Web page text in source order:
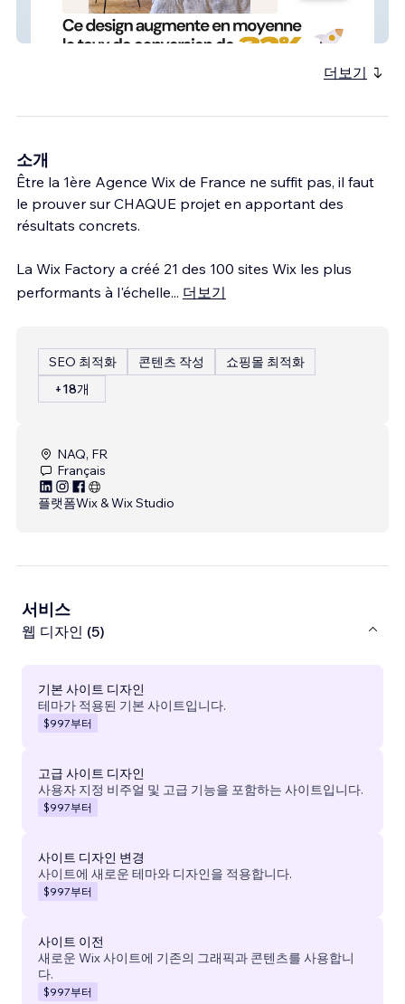
E-commerce - Linge de maison
더보기
소개
Être la 1ère Agence Wix de France ne suffit pas, il faut
le prouver sur CHAQUE projet en apportant des
résultats concrets.
La Wix Factory a créé 21 des 100 sites Wix les plus
performants à l'échelle... 더보기
SEO 최적화 콘텐츠 작성
쇼핑몰 최적화
+18개
NAQ, FR
Français
플랫폼Wix & Wix Studio
서비스
웹 디자인 (5)
기본 사이트 디자인
테마가 적용된 기본 사이트입니다.
$997부터
고급 사이트 디자인
사용자 지정 비주얼 및 고급 기능을 포함하는 사이트입니다.
$997부터
사이트 디자인 변경
사이트에 새로운 테마와 디자인을 적용합니다.
$997부터
사이트 이전
새로운 Wix 사이트에 기존의 그래픽과 콘텐츠를 사용합니
다.
$997부터